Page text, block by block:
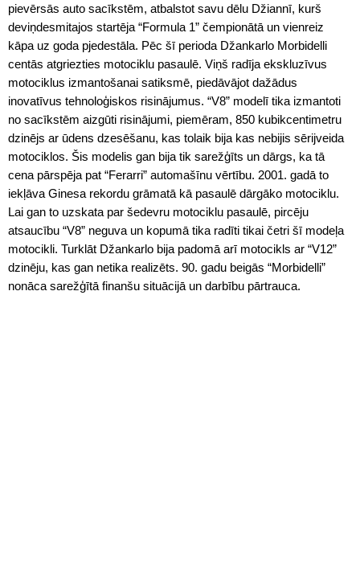
pievērsās auto sacīkstēm, atbalstot savu dēlu Džiannī, kurš
deviņdesmitajos startēja “Formula 1” čempionātā un vienreiz
kāpa uz goda pjedestāla. Pēc šī perioda Džankarlo Morbidelli
centās atgriezties motociklu pasaulē. Viņš radīja ekskluzīvus
motociklus izmantošanai satiksmē, piedāvājot dažādus
inovatīvus tehnoloģiskos risinājumus. “V8” modelī tika izmantoti
no sacīkstēm aizgūti risinājumi, piemēram, 850 kubikcentimetru
dzinējs ar ūdens dzesēšanu, kas tolaik bija kas nebijis sērijveida
motociklos. Šis modelis gan bija tik sarežģīts un dārgs, ka tā
cena pārspēja pat “Ferarri” automašīnu vērtību. 2001. gadā to
iekļāva Ginesa rekordu grāmatā kā pasaulē dārgāko motociklu.
Lai gan to uzskata par šedevru motociklu pasaulē, pircēju
atsaucību “V8” neguva un kopumā tika radīti tikai četri šī modeļa
motocikli. Turklāt Džankarlo bija padomā arī motocikls ar “V12”
dzinēju, kas gan netika realizēts. 90. gadu beigās “Morbidelli”
nonāca sarežģītā finanšu situācijā un darbību pārtrauca.